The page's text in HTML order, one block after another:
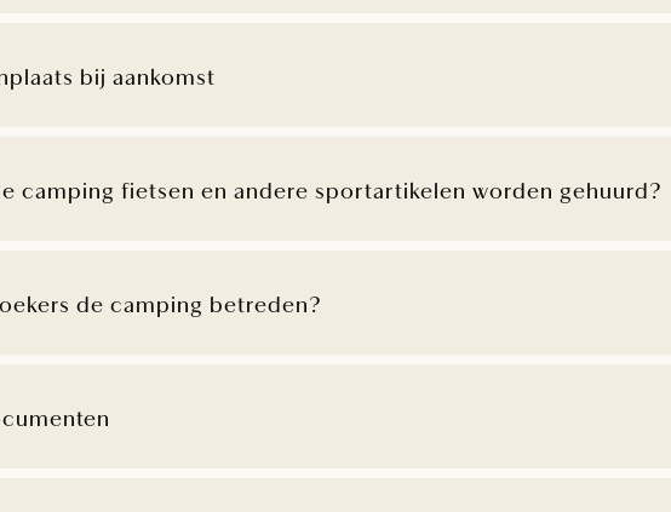
bij aankomst
camping fietsen en andere sportartikelen worden gehuurd?
de camping betreden?